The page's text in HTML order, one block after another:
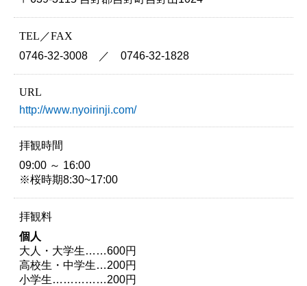
TEL／FAX
0746-32-3008 ／ 0746-32-1828
URL
http://www.nyoirinji.com/
拝観時間
09:00 ～ 16:00
※桜時期8:30~17:00
拝観料
個人
大人・大学生……600円
高校生・中学生…200円
小学生……………200円